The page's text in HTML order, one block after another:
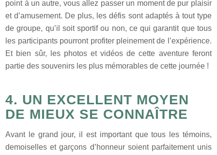
point à un autre, vous allez passer un moment de pur plaisir
et d’amusement. De plus, les défis sont adaptés à tout type
de groupe, qu’il soit sportif ou non, ce qui garantit que tous
les participants pourront profiter pleinement de l’expérience.
Et bien sûr, les photos et vidéos de cette aventure feront
partie des souvenirs les plus mémorables de cette journée !
4. UN EXCELLENT MOYEN
DE MIEUX SE CONNAÎTRE
Avant le grand jour, il est important que tous les témoins,
demoiselles et garçons d’honneur soient parfaitement unis